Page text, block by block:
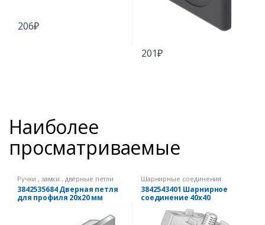
206₽
201₽
Наиболее
просматриваемые
Ручки , замки , дверные петли
3842535684 Дверная петля
для профиля 20х20 мм
Шарнирные соединения
3842543401 Шарнирное
соединение 40х40